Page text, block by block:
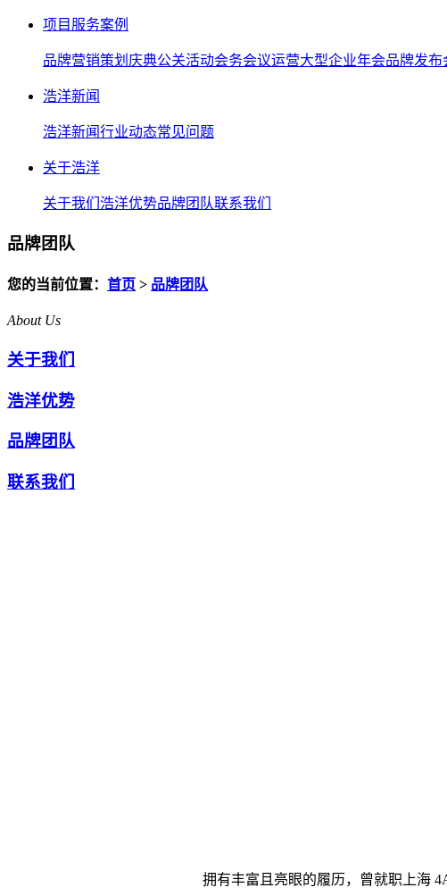
项目服务案例
品牌营销策划 庆典公关活动会务会议运营大型企业年会品牌发布
浩洋新闻
浩洋新闻行业动态常见问题
关于浩洋
关于我们 浩洋优势品牌团队联系我们
品牌团队
您的当前位置： 首页 > 品牌团队
About Us
关于我们
浩洋优势
品牌团队
联系我们
拥有丰富且亮眼的履历，曾就职上海